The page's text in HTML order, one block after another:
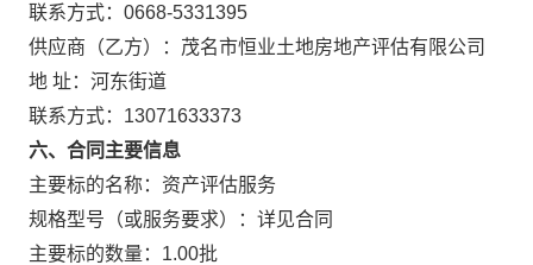
联系方式：0668-5331395
供应商（乙方）：茂名市恒业土地房地产评估有限公司
地 址：河东街道
联系方式：13071633373
六、合同主要信息
主要标的名称：资产评估服务
规格型号（或服务要求）：详见合同
主要标的数量：1.00批